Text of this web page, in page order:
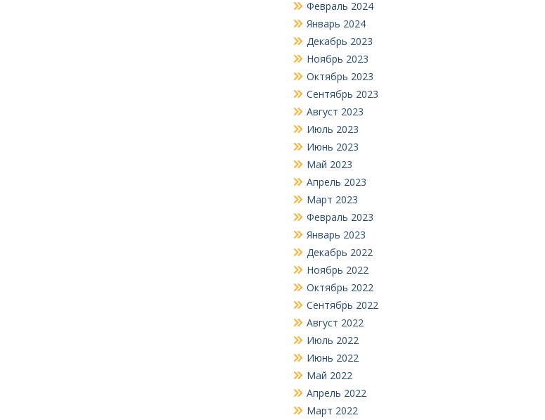
Февраль 2024
Январь 2024
Декабрь 2023
Ноябрь 2023
Октябрь 2023
Сентябрь 2023
Август 2023
Июль 2023
Июнь 2023
Май 2023
Апрель 2023
Март 2023
Февраль 2023
Январь 2023
Декабрь 2022
Ноябрь 2022
Октябрь 2022
Сентябрь 2022
Август 2022
Июль 2022
Июнь 2022
Май 2022
Апрель 2022
Март 2022